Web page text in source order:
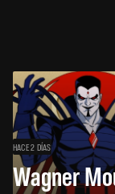
HACE 2 DÍAS
Wagner